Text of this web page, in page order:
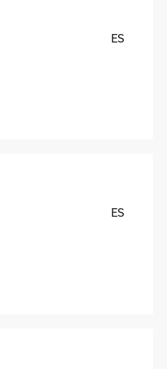
ES
ES